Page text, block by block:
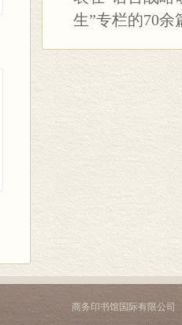
生”专栏的70余
商务印书馆国际有限公司